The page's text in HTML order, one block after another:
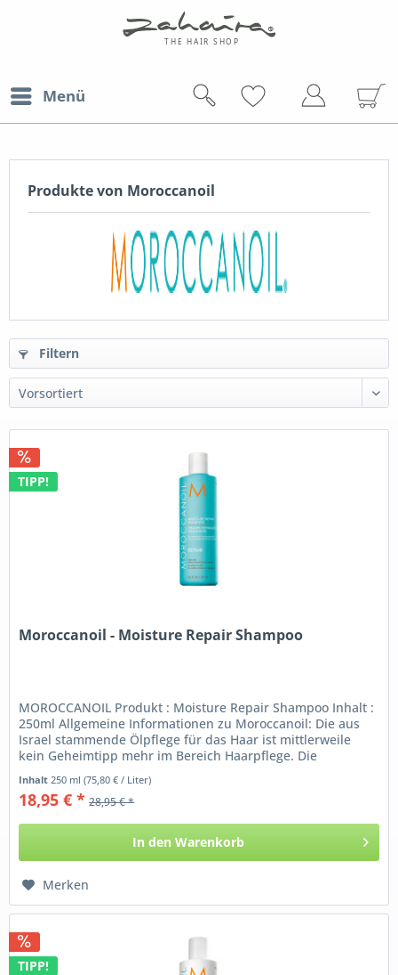
Menü
Produkte von Moroccanoil
Filtern
TIPP!
Moroccanoil - Moisture Repair Shampoo
MOROCCANOIL Produkt : Moisture Repair Shampoo Inhalt :
250ml Allgemeine Informationen zu Moroccanoil: Die aus
Israel stammende Ölpflege für das Haar ist mittlerweile
kein Geheimtipp mehr im Bereich Haarpflege. Die
sensationelle Wirkung...
Inhalt250 ml(75,80 € / Liter)
18,95 € * 28,95 € *
In den Warenkorb
Merken
TIPP!